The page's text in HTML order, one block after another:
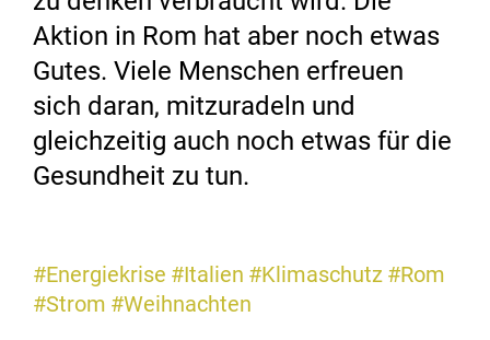
Aktion in Rom hat aber noch etwas
Gutes. Viele Menschen erfreuen
sich daran, mitzuradeln und
gleichzeitig auch noch etwas für die
Gesundheit zu tun.
#Energiekrise #Italien #Klimaschutz #Rom
#Strom #Weihnachten